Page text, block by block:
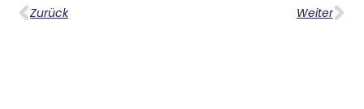
Zurück Weiter